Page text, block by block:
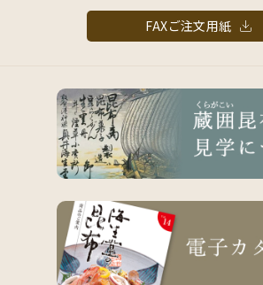
FAXご注文用紙